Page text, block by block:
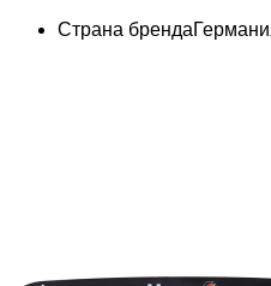
Страна бренда